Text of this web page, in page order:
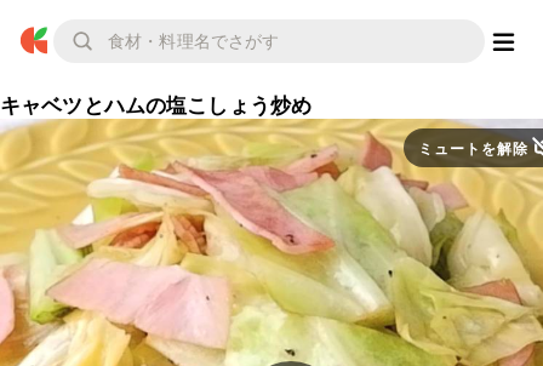
キャベツとハムの塩こしょう炒め
ミュートを解除